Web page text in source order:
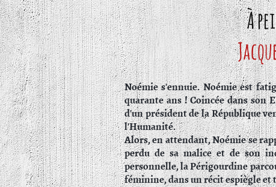
À
Noémie s'ennuie. Noémie est
quarante ans ! Coincée dans son
d'un président de la République
l'Humanité.
Alors, en attendant, Noémie se
perdu de sa malice et de son
personnelle, la Périgourdine
féminine, dans un récit espiègle